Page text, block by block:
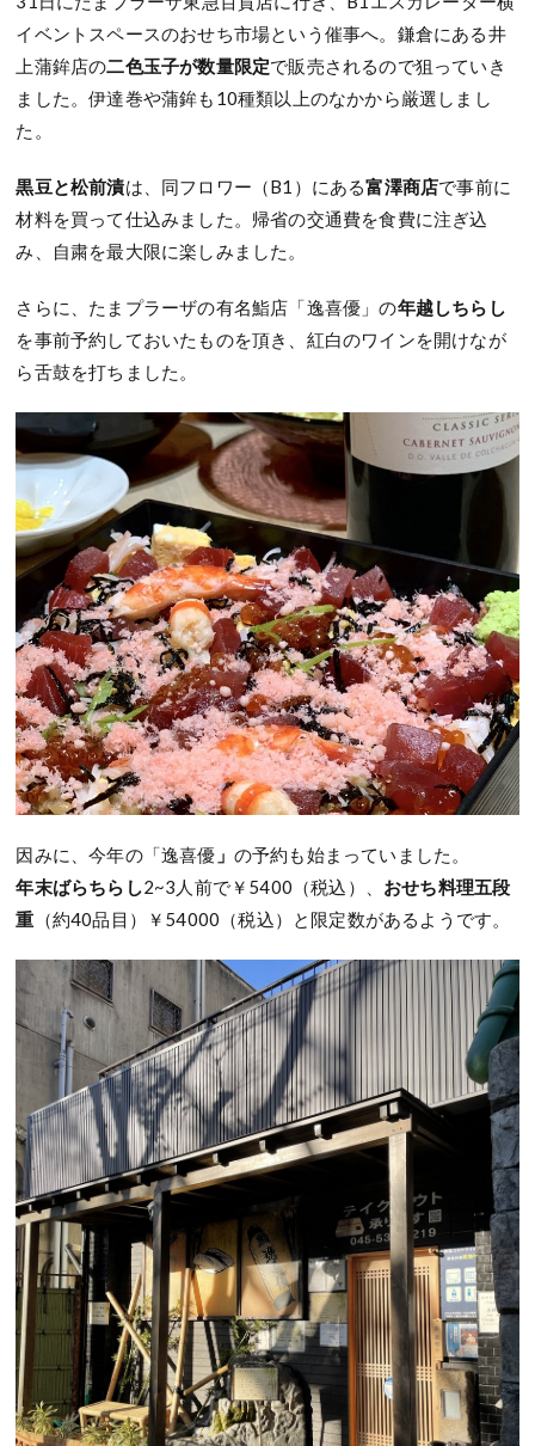
イベントスペースのおせち市場という催事へ。鎌倉にある井
上蒲鉾店の二色玉子が数量限定で販売されるので狙っていき
ました。伊達巻や蒲鉾も10種類以上のなかから厳選しまし
た。
黒豆と松前漬は、同フロワー（B1）にある富澤商店で事前に
材料を買って仕込みました。帰省の交通費を食費に注ぎ込
み、自粛を最大限に楽しみました。
さらに、たまプラーザの有名鮨店「逸喜優」の年越しちらし
を事前予約しておいたものを頂き、紅白のワインを開けなが
ら舌鼓を打ちました。
因みに、今年の「逸喜優 」 の予約も始まっていました。
年末ばらちらし2~3人前で￥5400（税込）、 おせち料理五段
重 （約40品目）￥54000（税込）と限定数があるようです。